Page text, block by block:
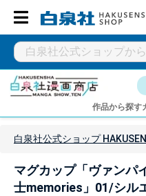
作品から探す
白泉社公式ショップ
マグカップ「ヴァンパ
士memories」01/シル